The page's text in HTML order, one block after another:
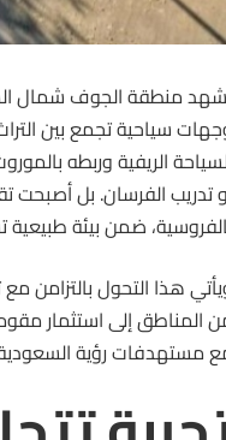
منطقة الجوف شمال
سياحية تجمع بين
الريفية وربطه
تدريب الفرسان. بل أصبحت
ضمن بيئة طبيعية
هذا التحول بالتزامن
المناطق إلى استثمار
رؤية السعودية 2030 الرامية إلى تنويع الاقتصاد وتعزيز مساهمة القطاع